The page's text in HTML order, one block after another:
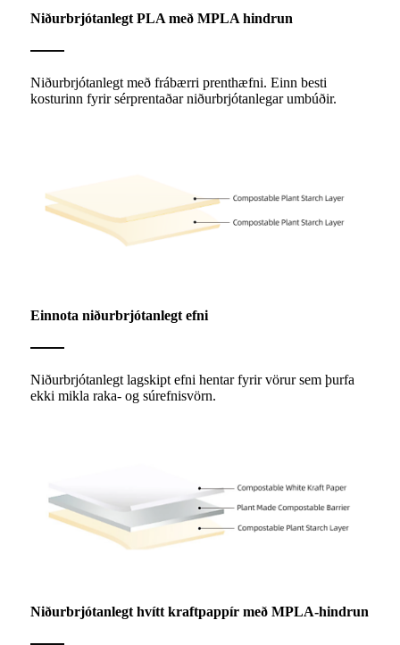
Niðurbrjótanlegt PLA með MPLA hindrun
Niðurbrjótanlegt með frábærri prenthæfni. Einn besti
kosturinn fyrir sérprentaðar niðurbrjótanlegar umbúðir.
Einnota niðurbrjótanlegt efni
Niðurbrjótanlegt lagskipt efni hentar fyrir vörur sem þurfa
ekki mikla raka- og súrefnisvörn.
Niðurbrjótanlegt hvítt kraftpappír með MPLA-hindrun